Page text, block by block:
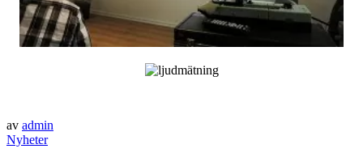
av admin
Nyheter